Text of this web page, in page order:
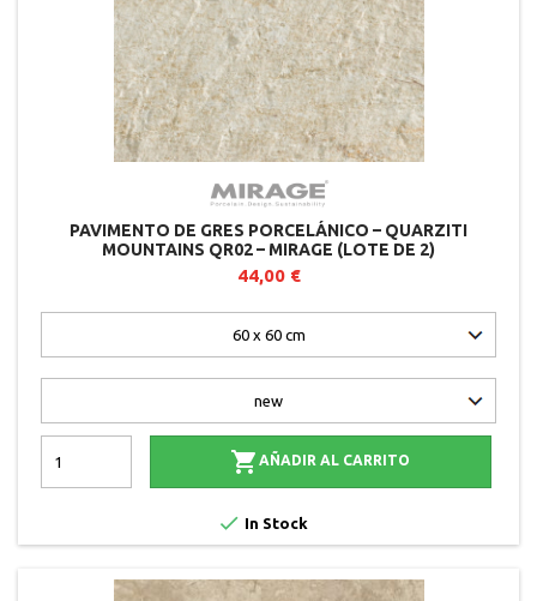
PAVIMENTO DE GRES PORCELÁNICO – QUARZITI
MOUNTAINS QR02 – MIRAGE (LOTE DE 2)
44,00 €
 AÑADIR AL CARRITO
 In Stock